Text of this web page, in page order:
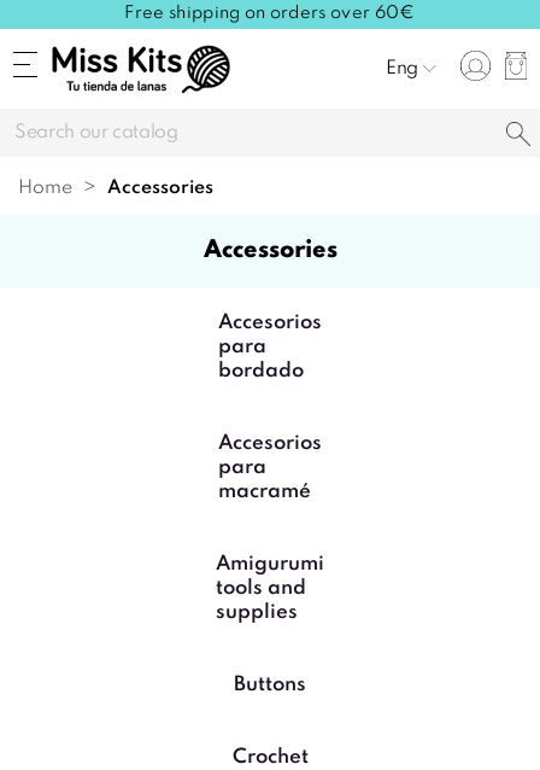
Free shipping on orders over 60€
Eng
Home accessories
accessories
Accesorios
para
bordado
Accesorios
para
macramé
Amigurumi
tools and
supplies
Buttons
Crochet